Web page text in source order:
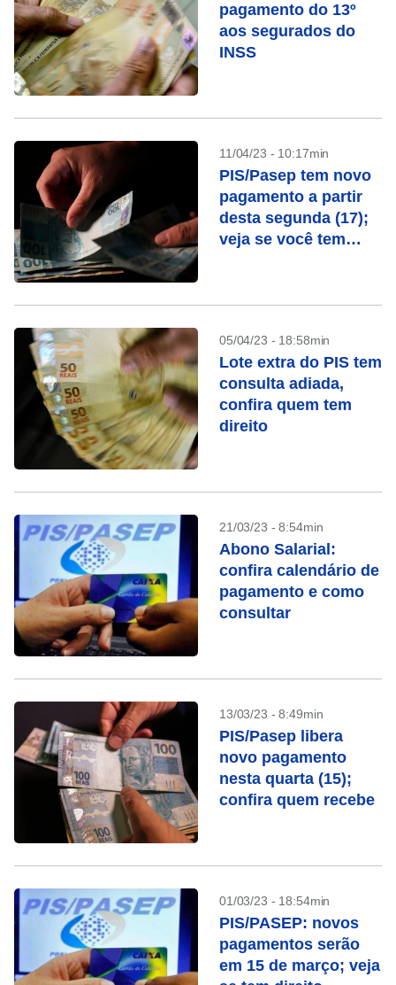
pagamento do 13º
aos segurados do
INSS
11/04/23 - 10:17min
PIS/Pasep tem novo
pagamento a partir
desta segunda (17);
veja se você tem
05/04/23 - 18:58min
Lote extra do PIS tem
consulta adiada,
confira quem tem
direito
21/03/23 - 8:54min
Abono Salarial:
confira calendário de
pagamento e como
consultar
13/03/23 - 8:49min
PIS/Pasep libera
novo pagamento
nesta quarta (15);
confira quem recebe
01/03/23 - 18:54min
PIS/PASEP: novos
pagamentos serão
em 15 de março; veja